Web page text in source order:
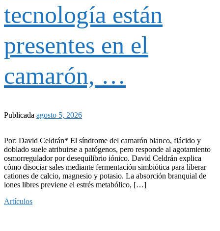
tecnología están
presentes en el
camarón, …
Publicada agosto 5, 2026
Por: David Celdrán* El síndrome del camarón blanco, flácido y
doblado suele atribuirse a patógenos, pero responde al agotamiento
osmorregulador por desequilibrio iónico. David Celdrán explica
cómo disociar sales mediante fermentación simbiótica para liberar
cationes de calcio, magnesio y potasio. La absorción branquial de
iones libres previene el estrés metabólico, […]
Artículos